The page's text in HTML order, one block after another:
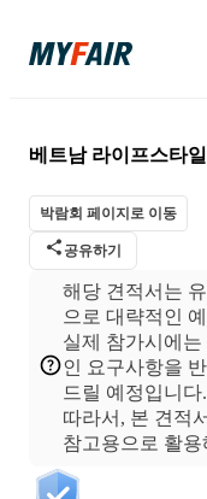
베트남 라이프스타
박람회 페이지로 이동
공유하기
해당 견적서는
으로 대략적인
실제 참가시에
인 요구사항을
드릴 예정입니다.
따라서, 본 견적